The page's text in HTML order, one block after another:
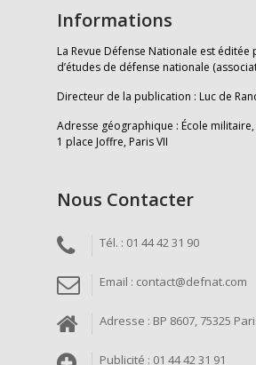
Informations
La Revue Défense Nationale est éditée
d’études de défense nationale
Directeur de la publication : Luc de
Adresse géographique : École militaire,
1 place Joffre, Paris VII
Nous Contacter
Tél. : 01 44 42 31 90
Email : contact@defnat.com
Adresse : BP 8607, 75325
Publicité : 01 44 42 31 91